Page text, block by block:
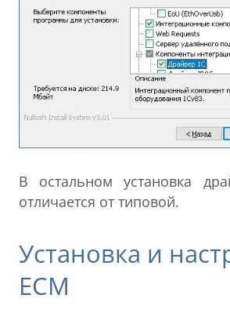
В остальном установка
отличается от типовой.
Установка и
ЕСМ